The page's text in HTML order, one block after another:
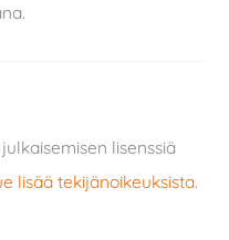
lisenssiä
lisää tekijänoikeuksista.